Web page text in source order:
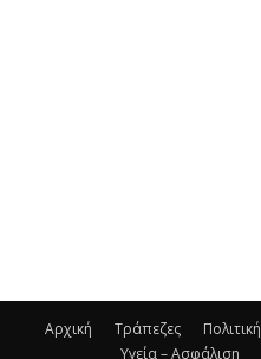
Αρχική Τράπεζες Πολιτική
Υγεία – Ασφάλιση